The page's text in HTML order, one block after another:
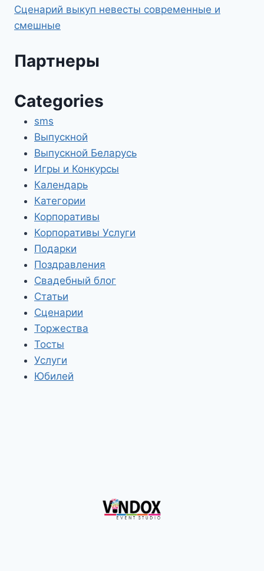
Сценарий выкуп невесты современные и
смешные
Партнеры
Categories
sms
Выпускной
Выпускной Беларусь
Игры и Конкурсы
Календарь
Категории
Корпоративы
Корпоративы Услуги
Подарки
Поздравления
Свадебный блог
Статьи
Сценарии
Торжества
Тосты
Услуги
Юбилей